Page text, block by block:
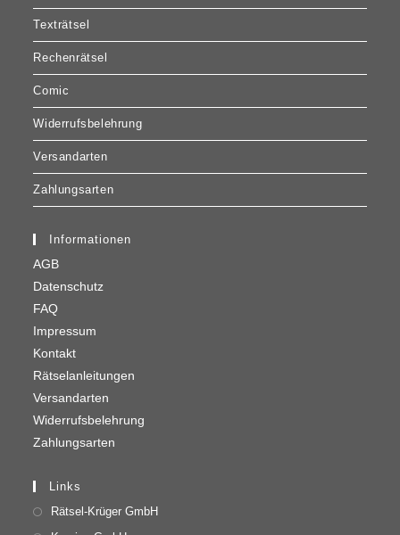
Texträtsel
Rechenrätsel
Comic
Widerrufsbelehrung
Versandarten
Zahlungsarten
Informationen
AGB
Datenschutz
FAQ
Impressum
Kontakt
Rätselanleitungen
Versandarten
Widerrufsbelehrung
Zahlungsarten
Links
Rätsel-Krüger GmbH